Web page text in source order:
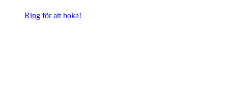
Ring för att boka!